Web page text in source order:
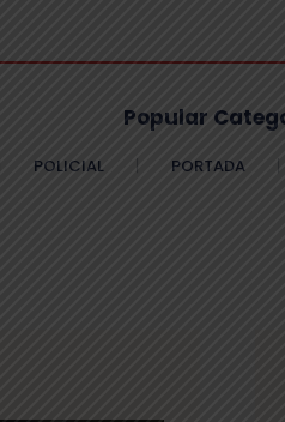
Popular
POLICIAL PORTADA